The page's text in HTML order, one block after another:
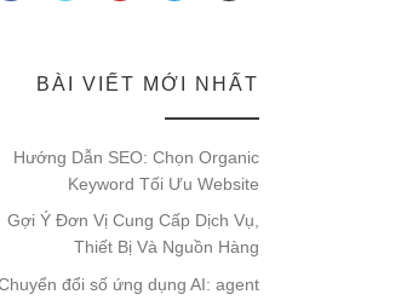
BÀI VIẾT MỚI NHẤT
Hướng Dẫn SEO: Chọn Organic
Keyword Tối Ưu Website
Gợi Ý Đơn Vị Cung Cấp Dịch Vụ,
Thiết Bị Và Nguồn Hàng
đổi số ứng dụng AI: agent